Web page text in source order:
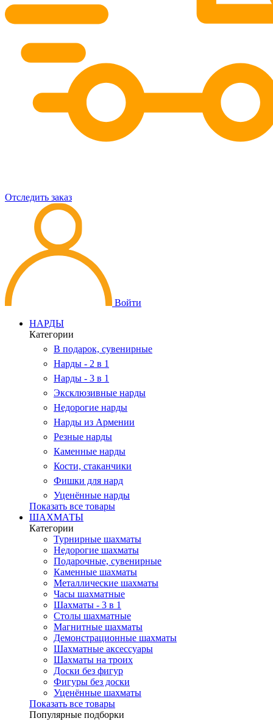
Отследить заказ
Войти
НАРДЫ
Категории
В подарок, сувенирные
Нарды - 2 в 1
Нарды - 3 в 1
Эксклюзивные нарды
Недорогие нарды
Нарды из Армении
Резные нарды
Каменные нарды
Кости, стаканчики
Фишки для нард
Уценённые нарды
Показать все товары
ШАХМАТЫ
Категории
Турнирные шахматы
Недорогие шахматы
Подарочные, сувенирные
Каменные шахматы
Металлические шахматы
Часы шахматные
Шахматы - 3 в 1
Столы шахматные
Магнитные шахматы
Демонстрационные шахматы
Шахматные аксессуары
Шахматы на троих
Доски без фигур
Фигуры без доски
Уценённые шахматы
Показать все товары
Популярные подборки